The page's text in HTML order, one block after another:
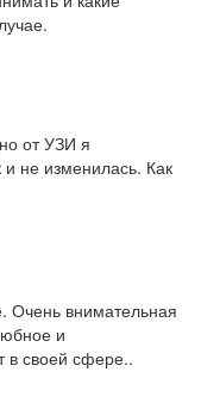
от УЗИ я
и не изменилась. Как
Очень внимательная
и
в своей сфере..